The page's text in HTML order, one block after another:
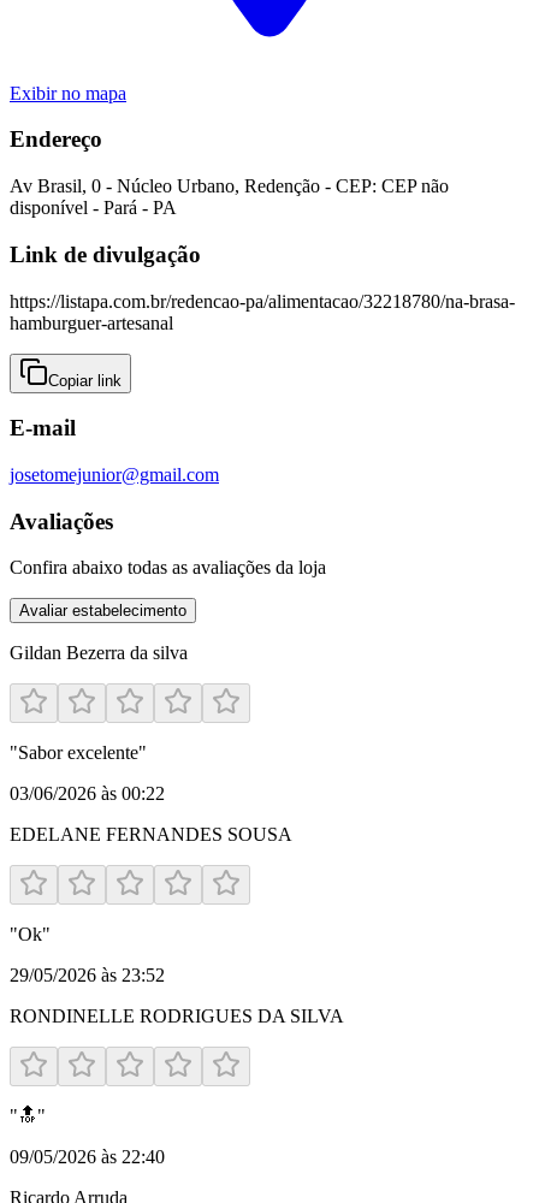
Exibir no mapa
Endereço
Av Brasil, 0 - Núcleo Urbano, Redenção - CEP: CEP não
disponível - Pará - PA
Link de divulgação
https://listapa.com.br/redencao-pa/alimentacao/32218780/na-brasa-
hamburguer-artesanal
Copiar link
E-mail
josetomejunior@gmail.com
Avaliações
Confira abaixo todas as avaliações da loja
Avaliar estabelecimento
Gildan Bezerra da silva
"Sabor excelente"
03/06/2026 às 00:22
EDELANE FERNANDES SOUSA
"Ok"
29/05/2026 às 23:52
RONDINELLE RODRIGUES DA SILVA
"🔝"
09/05/2026 às 22:40
Ricardo Arruda